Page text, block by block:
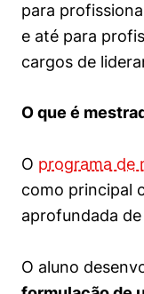
para
e até para
cargos de
O que é
O programa de
como principal
aprofundada
O aluno